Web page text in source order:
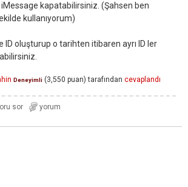
kapatabilirsiniz. (Şahsen ben
kullanıyorum)
ID oluşturup o tarihten itibaren ayrı ID ler
Deneyimli (3,550 puan) tarafından cevaplandı